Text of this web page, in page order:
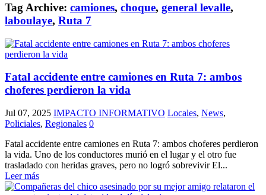
Tag Archive: camiones, choque, general levalle,
laboulaye, Ruta 7
Fatal accidente entre camiones en Ruta 7: ambos
choferes perdieron la vida
Jul 07, 2025 IMPACTO INFORMATIVO Locales, News,
Policiales, Regionales 0
Fatal accidente entre camiones en Ruta 7: ambos choferes perdieron
la vida. Uno de los conductores murió en el lugar y el otro fue
trasladado con heridas graves, pero no logró sobrevivir El...
Leer más